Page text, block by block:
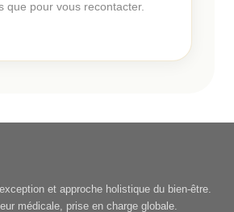
que pour vous recontacter.
et approche holistique du bien-être.
médicale, prise en charge globale.